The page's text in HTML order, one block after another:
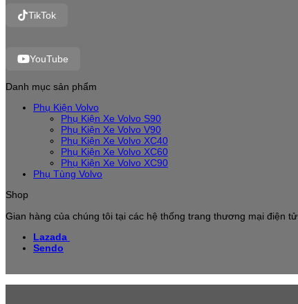
TikTok
YouTube
Danh mục sản phẩm
Phụ Kiện Volvo
Phụ Kiện Xe Volvo S90
Phụ Kiện Xe Volvo V90
Phụ Kiện Xe Volvo XC40
Phụ Kiện Xe Volvo XC60
Phụ Kiện Xe Volvo XC90
Phụ Tùng Volvo
Shop
Gian hàng của chúng tôi tại các hệ thống trang thương mại điện tử
Lazada
Sendo